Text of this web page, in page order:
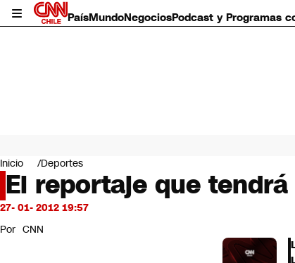
PaísMundoNegociosPodcast y Programas
Mundo
Negocios
Deportes
Programas completos
Servicios
Inicio Deportes
El reportaje que
27- 01- 2012 19:57
Por CNN